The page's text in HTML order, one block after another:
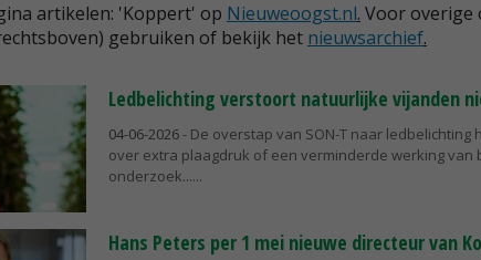
artikelen: 'Koppert' op Nieuweoogst.nl. Voor overige
gebruiken of bekijk het nieuwsarchief.
Ledbelichting verstoort natuurlijke vijanden
04-06-2026- De overstap van SON-T naar
over extra plaagdruk of een verminderde werking van
onderzoek...
Hans Peters per 1 mei nieuwe directeur van